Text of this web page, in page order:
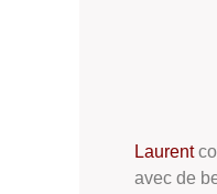
Laurent
avec de